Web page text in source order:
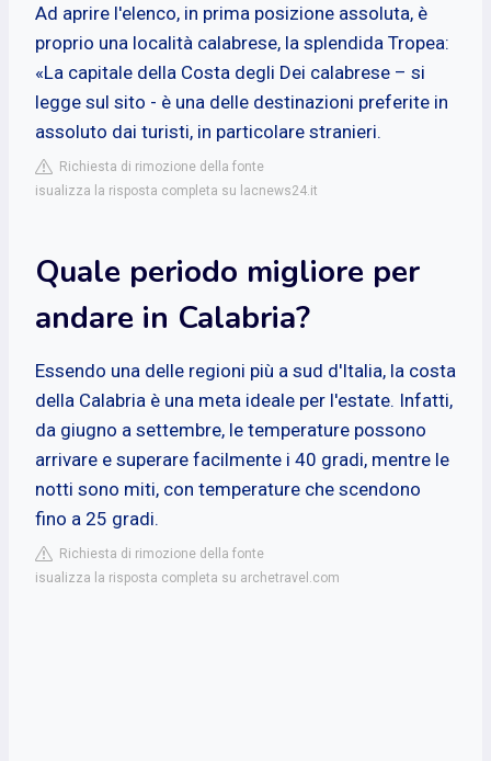
Ad aprire l'elenco, in prima posizione assoluta, è
proprio una località calabrese, la splendida Tropea:
«La capitale della Costa degli Dei calabrese – si
legge sul sito - è una delle destinazioni preferite in
assoluto dai turisti, in particolare stranieri.
Richiesta di rimozione della fonte
isualizza la risposta completa su lacnews24.it
Quale periodo migliore per
andare in Calabria?
Essendo una delle regioni più a sud d'Italia, la costa
della Calabria è una meta ideale per l'estate. Infatti,
da giugno a settembre, le temperature possono
arrivare e superare facilmente i 40 gradi, mentre le
notti sono miti, con temperature che scendono
fino a 25 gradi.
Richiesta di rimozione della fonte
isualizza la risposta completa su archetravel.com